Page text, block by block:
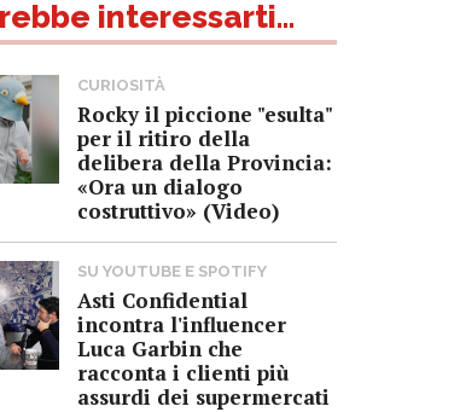
interessarti...
CURIOSITÀ
Rocky il piccione "esulta"
per il ritiro della
delibera della Provincia:
«Ora un dialogo
costruttivo» (Video)
SU YOUTUBE E SPOTIFY
Asti Confidential
incontra l'influencer
Luca Garbin che
racconta i clienti più
assurdi dei supermercati